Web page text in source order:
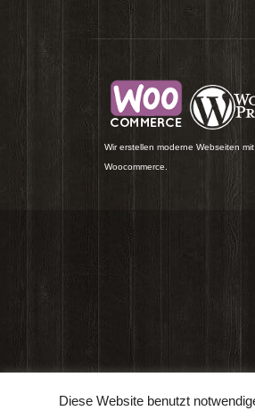
Wir erstellen moderne Webseiten
Woocommerce.
Diese Website benutzt